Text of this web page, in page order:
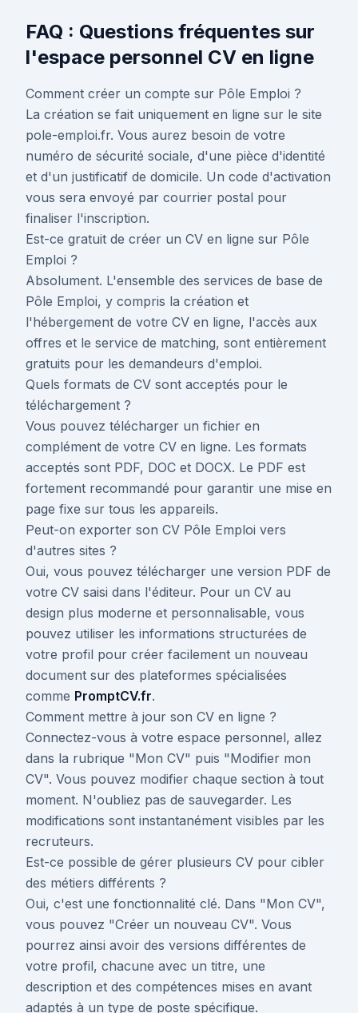
FAQ : Questions fréquentes sur
l'espace personnel CV en ligne
Comment créer un compte sur Pôle Emploi ?
La création se fait uniquement en ligne sur le site
pole-emploi.fr. Vous aurez besoin de votre
numéro de sécurité sociale, d'une pièce d'identité
et d'un justificatif de domicile. Un code d'activation
vous sera envoyé par courrier postal pour
finaliser l'inscription.
Est-ce gratuit de créer un CV en ligne sur Pôle
Emploi ?
Absolument. L'ensemble des services de base de
Pôle Emploi, y compris la création et
l'hébergement de votre CV en ligne, l'accès aux
offres et le service de matching, sont entièrement
gratuits pour les demandeurs d'emploi.
Quels formats de CV sont acceptés pour le
téléchargement ?
Vous pouvez télécharger un fichier en
complément de votre CV en ligne. Les formats
acceptés sont PDF, DOC et DOCX. Le PDF est
fortement recommandé pour garantir une mise en
page fixe sur tous les appareils.
Peut-on exporter son CV Pôle Emploi vers
d'autres sites ?
Oui, vous pouvez télécharger une version PDF de
votre CV saisi dans l'éditeur. Pour un CV au
design plus moderne et personnalisable, vous
pouvez utiliser les informations structurées de
votre profil pour créer facilement un nouveau
document sur des plateformes spécialisées
comme PromptCV.fr.
Comment mettre à jour son CV en ligne ?
Connectez-vous à votre espace personnel, allez
dans la rubrique "Mon CV" puis "Modifier mon
CV". Vous pouvez modifier chaque section à tout
moment. N'oubliez pas de sauvegarder. Les
modifications sont instantanément visibles par les
recruteurs.
Est-ce possible de gérer plusieurs CV pour cibler
des métiers différents ?
Oui, c'est une fonctionnalité clé. Dans "Mon CV",
vous pouvez "Créer un nouveau CV". Vous
pourrez ainsi avoir des versions différentes de
votre profil, chacune avec un titre, une
description et des compétences mises en avant
adaptés à un type de poste spécifique.